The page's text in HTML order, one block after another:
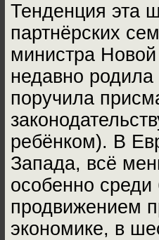
Тенденция эта
партнёрских
министра
недавно родила
поручила
ребёнком). В
Запада, всё
особенно
продвижением
экономике, в